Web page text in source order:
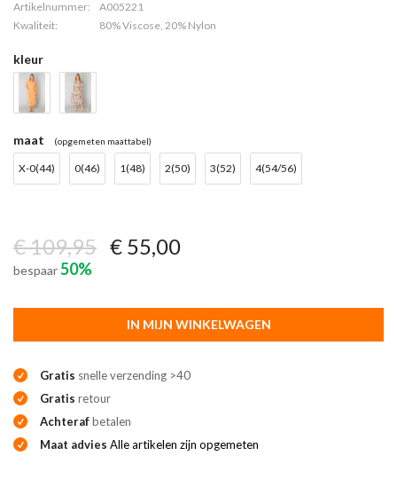
Artikelnummer:
A005221
Kwaliteit:
80% Viscose, 20% Nylon
kleur
maat (opgemeten maattabel)
X-0(44) 0(46) 1(48) 2(50) 3(52) 4(54/56)
€ 109,95 € 55,00
bespaar50%
IN MIJN WINKELWAGEN
Gratis snelle verzending >40
Gratis retour
Achterafbetalen
Maat advies Alle artikelen zijn opgemeten